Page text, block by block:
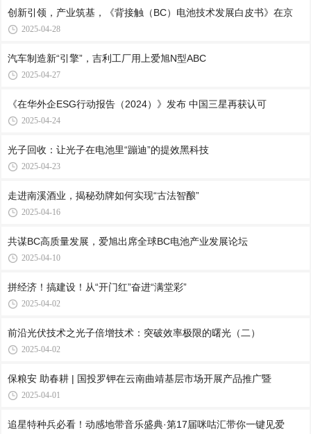
创新引领，产业筑基，《背接触（BC）电池技术发展白皮书》在京
2025-04-28
汽车制造新“引擎”，吉利工厂用上爱旭N型ABC
2025-04-27
《在华外企ESG行动报告（2024）》发布 中国三星再获认可
2025-04-24
光子回收：让光子在电池里“蹦迪”的提效黑科技
2025-04-23
走进南溪酒业，揭秘劲牌如何实现“古法智酿”
2025-04-16
共谋BC高质量发展，爱旭出席全球BC电池产业发展论坛
2025-04-10
拼经济！搞建设！从“开门红”奋进“满堂彩”
2025-04-02
前沿光伏技术之光子倍增技术：突破效率极限的曙光（二）
2025-04-02
保粮安 助春耕 | 国投罗钾在云南曲靖基层市场开展产品推广暨
2025-04-01
追星特种兵必看！动感地带音乐盛典·第17届咪咕汇带你一键见爱